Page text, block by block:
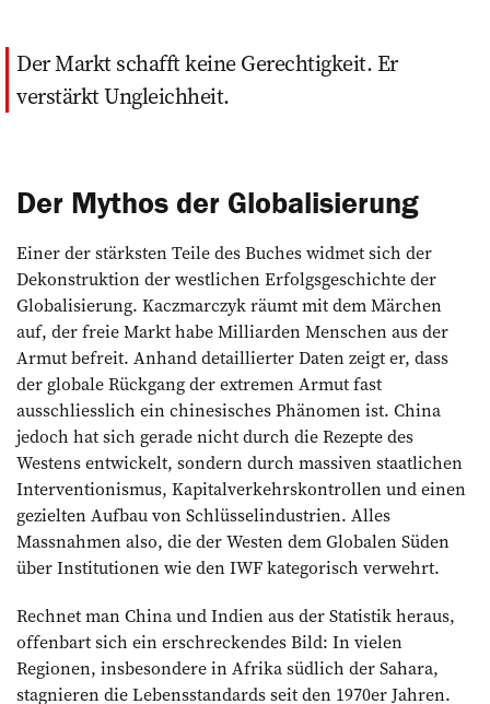
Der Markt schafft keine Gerechtigkeit. Er
verstärkt Ungleichheit.
Der Mythos der Globalisierung
Einer der stärksten Teile des Buches widmet sich der
Dekonstruktion der westlichen Erfolgsgeschichte der
Globalisierung. Kaczmarczyk räumt mit dem Märchen
auf, der freie Markt habe Milliarden Menschen aus der
Armut befreit. Anhand detaillierter Daten zeigt er, dass
der globale Rückgang der extremen Armut fast
ausschliesslich ein chinesisches Phänomen ist. China
jedoch hat sich gerade nicht durch die Rezepte des
Westens entwickelt, sondern durch massiven staatlichen
Interventionismus, Kapitalverkehrskontrollen und einen
gezielten Aufbau von Schlüsselindustrien. Alles
Massnahmen also, die der Westen dem Globalen Süden
über Institutionen wie den IWF kategorisch verwehrt.
Rechnet man China und Indien aus der Statistik heraus,
offenbart sich ein erschreckendes Bild: In vielen
Regionen, insbesondere in Afrika südlich der Sahara,
stagnieren die Lebensstandards seit den 1970er Jahren.